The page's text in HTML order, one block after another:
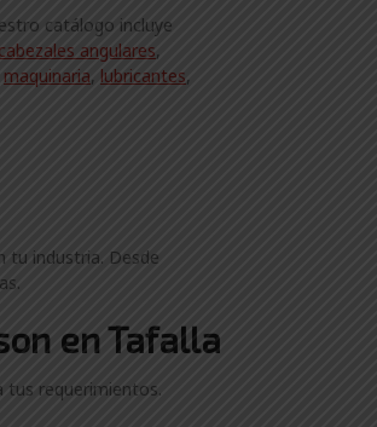
catálogo incluye
cabezales angulares,
maquinaria, lubricantes,
tu industria. Desde
en Tafalla
tus requerimientos.